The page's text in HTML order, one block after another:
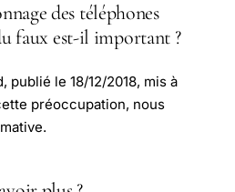
des téléphones
faux est-il important ?
publié le 18/12/2018, mis à
préoccupation, nous